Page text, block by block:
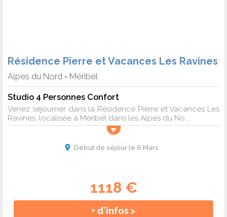
Résidence Pierre et Vacances Les Ravines
Alpes du Nord - Méribel
Studio 4 Personnes Confort
Venez séjourner dans la Résidence Pierre et Vacances Les
Ravines, localisée à Méribel dans les Alpes du No...
Début de séjour le 6 Mars
1118 €
+ d'infos >